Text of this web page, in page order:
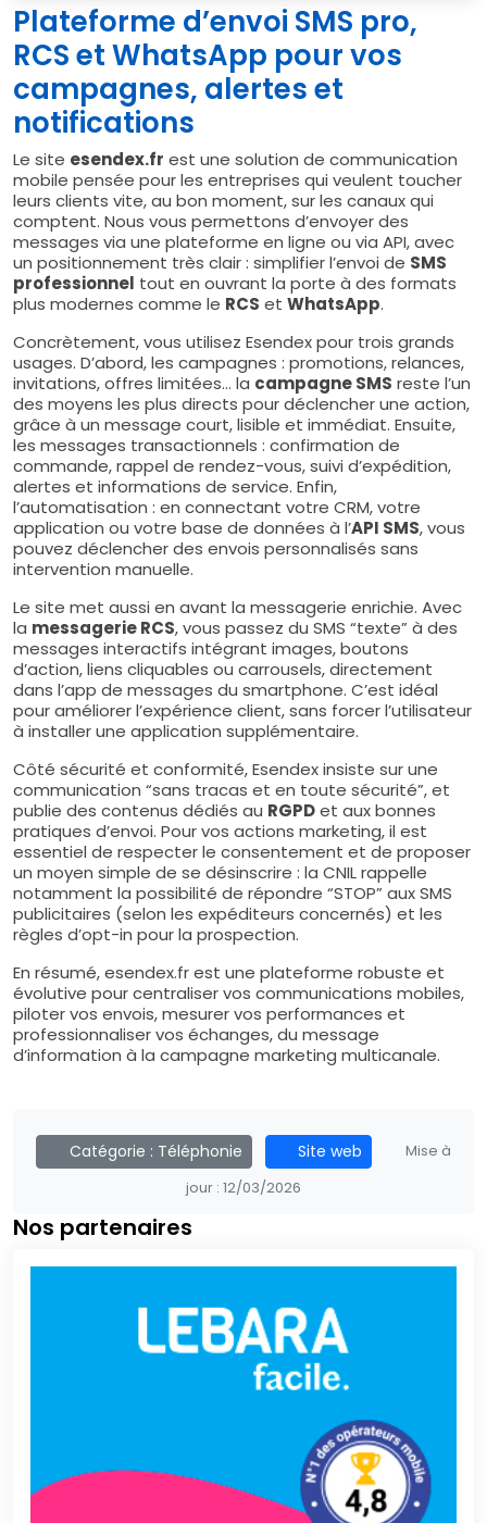
Plateforme d’envoi SMS pro,
RCS et WhatsApp pour vos
campagnes, alertes et
notifications
Le site esendex.fr est une solution de communication
mobile pensée pour les entreprises qui veulent toucher
leurs clients vite, au bon moment, sur les canaux qui
comptent. Nous vous permettons d’envoyer des
messages via une plateforme en ligne ou via API, avec
un positionnement très clair : simplifier l’envoi de SMS
professionnel tout en ouvrant la porte à des formats
plus modernes comme le RCS et WhatsApp.
Concrètement, vous utilisez Esendex pour trois grands
usages. D’abord, les campagnes : promotions, relances,
invitations, offres limitées… la campagne SMS reste l’un
des moyens les plus directs pour déclencher une action,
grâce à un message court, lisible et immédiat. Ensuite,
les messages transactionnels : confirmation de
commande, rappel de rendez-vous, suivi d’expédition,
alertes et informations de service. Enfin,
l’automatisation : en connectant votre CRM, votre
application ou votre base de données à l’API SMS, vous
pouvez déclencher des envois personnalisés sans
intervention manuelle.
Le site met aussi en avant la messagerie enrichie. Avec
la messagerie RCS, vous passez du SMS “texte” à des
messages interactifs intégrant images, boutons
d’action, liens cliquables ou carrousels, directement
dans l’app de messages du smartphone. C’est idéal
pour améliorer l’expérience client, sans forcer l’utilisateur
à installer une application supplémentaire.
Côté sécurité et conformité, Esendex insiste sur une
communication “sans tracas et en toute sécurité”, et
publie des contenus dédiés au RGPDet aux bonnes
pratiques d’envoi. Pour vos actions marketing, il est
essentiel de respecter le consentement et de proposer
un moyen simple de se désinscrire : la CNIL rappelle
notamment la possibilité de répondre “STOP” aux SMS
publicitaires (selon les expéditeurs concernés) et les
règles d’opt-in pour la prospection.
En résumé, esendex.fr est une plateforme robuste et
évolutive pour centraliser vos communications mobiles,
piloter vos envois, mesurer vos performances et
professionnaliser vos échanges, du message
d’information à la campagne marketing multicanale.
Catégorie : Téléphonie Site web
Mise à
jour : 12/03/2026
Nos partenaires